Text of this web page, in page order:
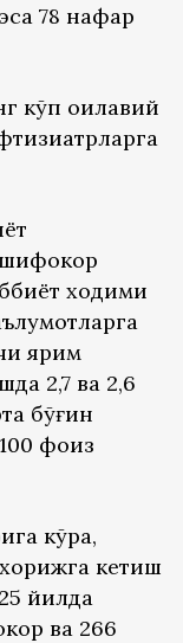
78 нафар
кўп оилавий
шифокор
ходими
ярим
2,7 ва 2,6
бўғин
фоиз
кўра,
кетиш
йилда
ва 266